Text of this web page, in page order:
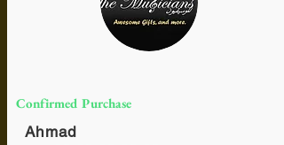
Confirmed Purchase
Ahmad